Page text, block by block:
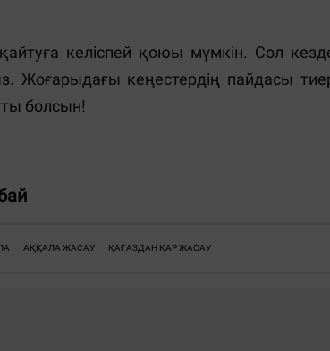
келіспей қоюы мүмкін. Сол
Жоғарыдағы кеңестердің пайдасы
болсын!
АҚҚАЛА ЖАСАУ ҚАҒАЗДАН ҚАР ЖАСАУ